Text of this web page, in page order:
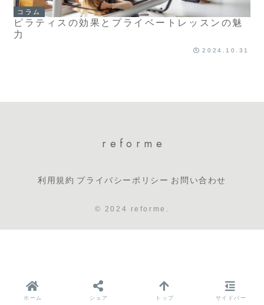
コラム
ピラティスの効果とプライベートレッスンの魅
力
2024.10.31
reforme
利用規約 プライバシーポリシー お問い合わせ
© 2024 reforme.
ホーム シェア トップ サイドバー